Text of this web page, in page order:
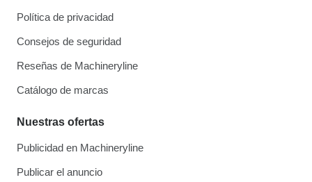
Política de privacidad
Consejos de seguridad
Reseñas de Machineryline
Catálogo de marcas
Nuestras ofertas
Publicidad en Machineryline
Publicar el anuncio